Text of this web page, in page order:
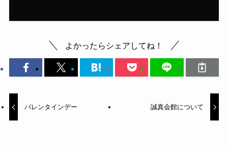
よかったらシェアしてね！
バレンタインデー 誠真会館について